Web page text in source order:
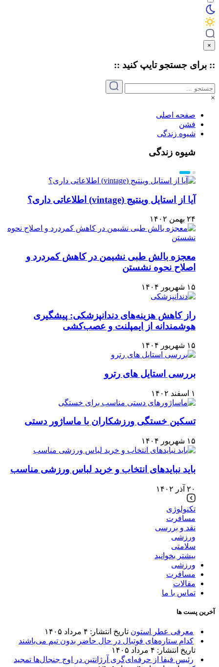
×
:: برای جستجو تایپکنید ::
×
صفحه اصلی
فشن
شیوه زندگی
شیوه زندگی
آیا از استایل وینتیج (vintage) اطلاعاتی داری؟
۲۴ بهمن ۱۴۰۲
معجزه بالش طبی نشیمن در کاهش کمردرد و
اصلاح نحوه نشستن
۱۵ شهریور ۱۴۰۴
راز کاهش هزینه‌های دندانپزشکی: پیشگیری
هوشمندانه از ایمپلنت و عصب‌کشی
۱۵ شهریور ۱۴۰۴
بررسی استایل های رترو
۱ اسفند ۱۴۰۲
تسکین خستگی ورزشکاران با ماساژور دستی
۱۵ شهریور ۱۴۰۴
باید نبایدهای انتخاب و خرید لباس ورزشی مناسب
۲۰ آذر ۱۴۰۲
تکنولوژی
مسافرت
نقد و بررسی
ورزشی
سلامتی
بیشتر بخوانید
ورزشی
مسافرت
مقالات
تماس با ما
آخرین پست ها
معرفی عطر استون تاریخ انتشار: ۴ مرداد ۱۴۰۵
کدام ستاره‌های فوتبال در حال حاضر بدون تیم می‌باشند
تاریخ انتشار: ۴ مرداد ۱۴۰۵
رئیس فیفا از حرفه‌ای‌گری آرژانتین در اوج جنجال‌ها تمجید